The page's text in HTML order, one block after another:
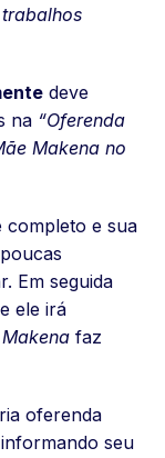
trabalhos
deve
na “Oferenda
Makena no
completo e sua
Em seguida
ele irá
faz
oferenda
seu